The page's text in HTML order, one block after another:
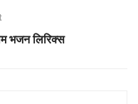
भजन लिरिक्स